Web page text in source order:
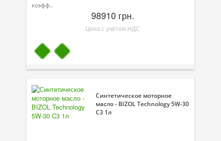
коэфф..
98910 грн.
Цена с учётом НДС
Синтетическое моторное
масло - BIZOL Technology 5W-30
C3 1л